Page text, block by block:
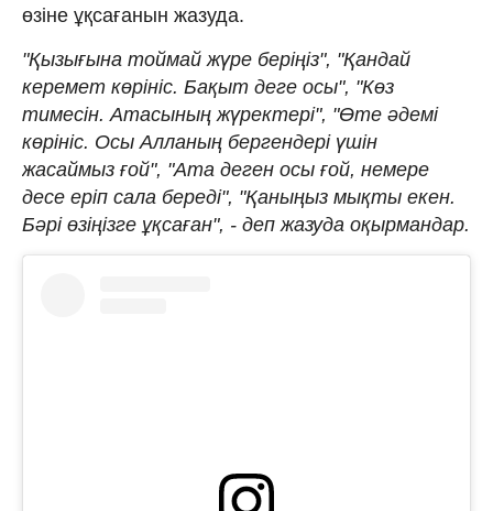
өзіне ұқсағанын жазуда.
"Қызығына тоймай жүре беріңіз", "Қандай
керемет көрініс. Бақыт деге осы", "Көз
тимесін. Атасының жүректері", "Өте әдемі
көрініс. Осы Алланың бергендері үшін
жасаймыз ғой", "Ата деген осы ғой, немере
десе еріп сала береді", "Қаныңыз мықты екен.
Бәрі өзіңізге ұқсаған", - деп жазуда оқырмандар.